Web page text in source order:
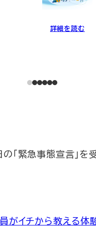
詳細を読む
「緊急事態宣言」
がイチから教える